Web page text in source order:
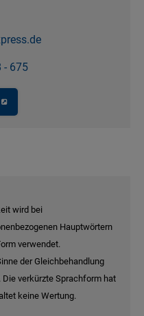
- 675
wird bei
Hauptwörtern
verwendet.
der Gleichbehandlung
verkürzte Sprachform hat
keine Wertung.